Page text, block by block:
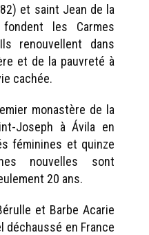
et saint Jean de la
les Carmes
renouvellent dans
et de la pauvreté à
cachée.
monastère de la
Joseph à Ávila en
féminines et quinze
nouvelles sont
20 ans.
et Barbe Acarie
déchaussé en France